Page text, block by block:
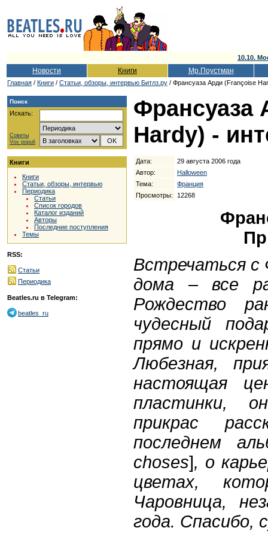
10.10.
Новости Книги Мр.Поустман
Главная / Книги / Cтатьи, обзоры, интервью Битлз.ру / Франсуаза Арди (Françoise
Поиск
Искать:
Советы
Vox populi
Книги
Книги
Статьи, обзоры, интервью
Периодика
Статьи
Список городов
Каталог изданий
Авторы
Последние поступления
Темы
RSS:
Статьи
Периодика
Beatles.ru в Telegram:
beatles_ru
Франсуаза
Hardy) -
Дата:
29 августа 2006 года
Автор:
Halloween
Тема:
Франция
Просмотры:
12268
Встречаться с
дома – все
Рождество
чудесный
прямо и
Любезная,
настоящая
пластинки,
прикрас
последнем
choses], о
цветах,
Чаровница,
года. Спасибо,